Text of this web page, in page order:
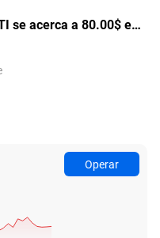
se acerca a 80.00$ en
aumento del tráfico a
Operar